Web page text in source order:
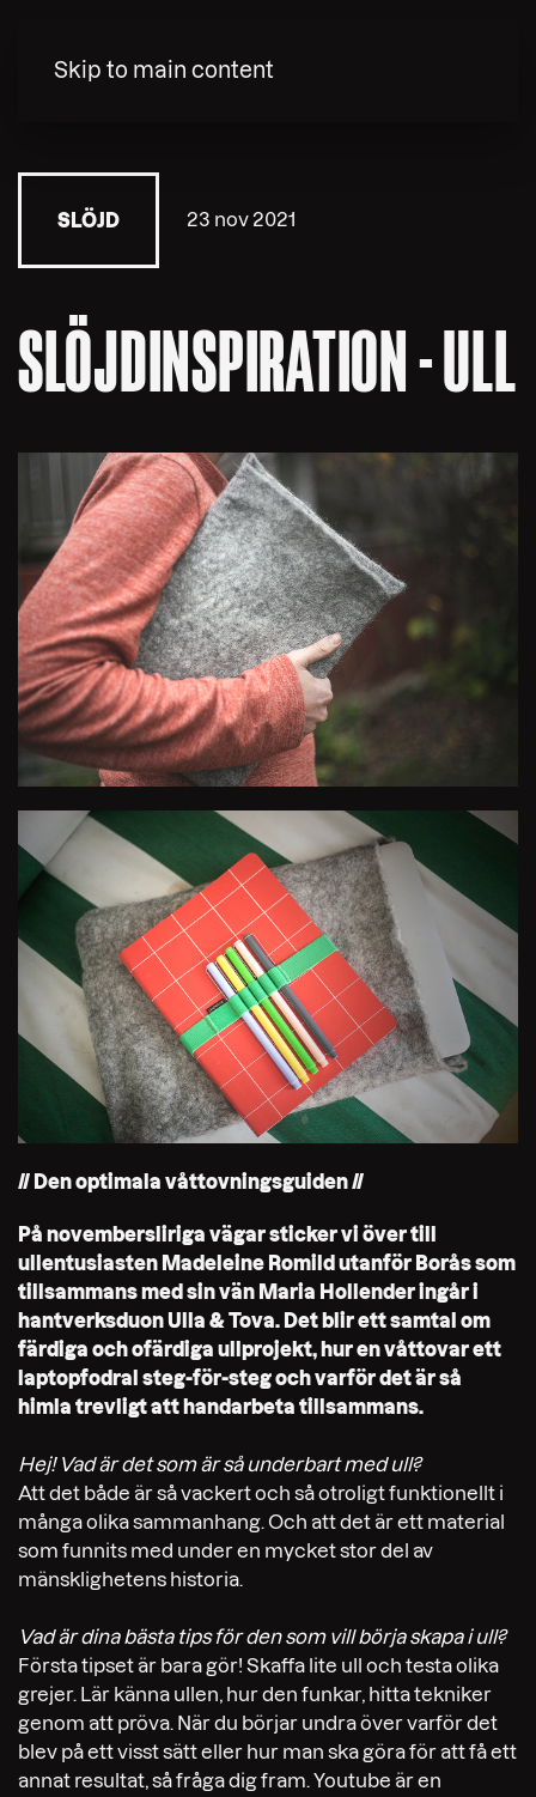
Skip to main content
SLÖJD 23 nov 2021
SLÖJDINSPIRATION - ULL
// Den optimala våttovningsguiden //
På novembersliriga vägar sticker vi över till
ullentusiasten Madeleine Romild utanför Borås som
tillsammans med sin vän Maria Hollender ingår i
hantverksduon Ulla & Tova. Det blir ett samtal om
färdiga och ofärdiga ullprojekt, hur en våttovar ett
laptopfodral steg-för-steg och varför det är så
himla trevligt att handarbeta tillsammans.
Hej! Vad är det som är så underbart med ull?
Att det både är så vackert och så otroligt funktionellt i
många olika sammanhang. Och att det är ett material
som funnits med under en mycket stor del av
mänsklighetens historia.
Vad är dina bästa tips för den som vill börja skapa i ull?
Första tipset är bara gör! Skaffa lite ull och testa olika
grejer. Lär känna ullen, hur den funkar, hitta tekniker
genom att pröva. När du börjar undra över varför det
blev på ett visst sätt eller hur man ska göra för att få ett
annat resultat, så fråga dig fram. Youtube är en